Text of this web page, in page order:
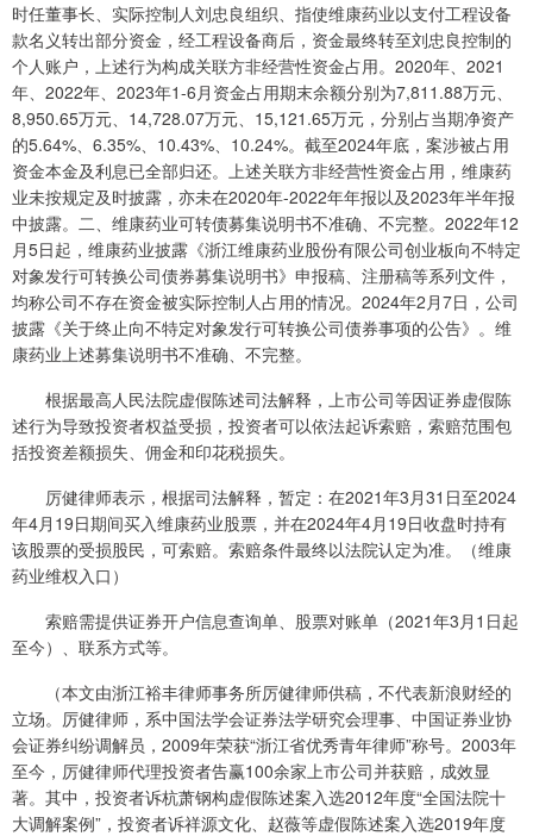
时任董事长、实际控制人刘忠良组织、指使维康药业以支付工程设备
款名义转出部分资金，经工程设备商后，资金最终转至刘忠良控制的
个人账户，上述行为构成关联方非经营性资金占用。2020年、2021
年、2022年、2023年1-6月资金占用期末余额分别为7,811.88万元、
8,950.65万元、14,728.07万元、15,121.65万元，分别占当期净资产
的5.64%、6.35%、10.43%、10.24%。截至2024年底，案涉被占用
资金本金及利息已全部归还。上述关联方非经营性资金占用，维康药
业未按规定及时披露，亦未在2020年-2022年年报以及2023年半年报
中披露。二、维康药业可转债募集说明书不准确、不完整。2022年12
月5日起，维康药业披露《浙江维康药业股份有限公司创业板向不特定
对象发行可转换公司债券募集说明书》申报稿、注册稿等系列文件，
均称公司不存在资金被实际控制人占用的情况。2024年2月7日，公司
披露《关于终止向不特定对象发行可转换公司债券事项的公告》。维
康药业上述募集说明书不准确、不完整。
根据最高人民法院虚假陈述司法解释，上市公司等因证券虚假陈
述行为导致投资者权益受损，投资者可以依法起诉索赔，索赔范围包
括投资差额损失、佣金和印花税损失。
厉健律师表示，根据司法解释，暂定：在2021年3月31日至2024
年4月19日期间买入维康药业股票，并在2024年4月19日收盘时持有
该股票的受损股民，可索赔。索赔条件最终以法院认定为准。（维康
药业维权入口）
索赔需提供证券开户信息查询单、股票对账单（2021年3月1日起
至今）、联系方式等。
（本文由浙江裕丰律师事务所厉健律师供稿，不代表新浪财经的
立场。厉健律师，系中国法学会证券法学研究会理事、中国证券业协
会证券纠纷调解员，2009年荣获“浙江省优秀青年律师”称号。2003年
至今，厉健律师代理投资者告赢100余家上市公司并获赔，成效显
著。其中，投资者诉杭萧钢构虚假陈述案入选2012年度“全国法院十
大调解案例”，投资者诉祥源文化、赵薇等虚假陈述案入选2019年度